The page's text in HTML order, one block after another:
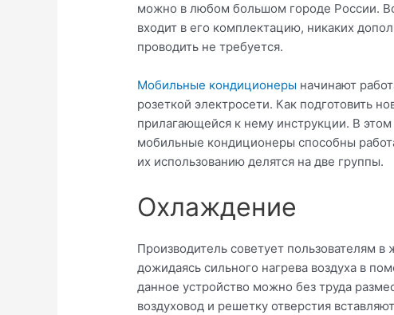
можно в любом большом городе России.
входит в его комплектацию, никаких
проводить не требуется.
Мобильные кондиционеры начинают
розеткой электросети. Как подготовить
прилагающейся к нему инструкции. В
мобильные кондиционеры способны
их использованию делятся на две группы.
Охлаждение
Производитель советует пользователям
дожидаясь сильного нагрева воздуха в
данное устройство можно без труда
воздуховод и решетку отверстия